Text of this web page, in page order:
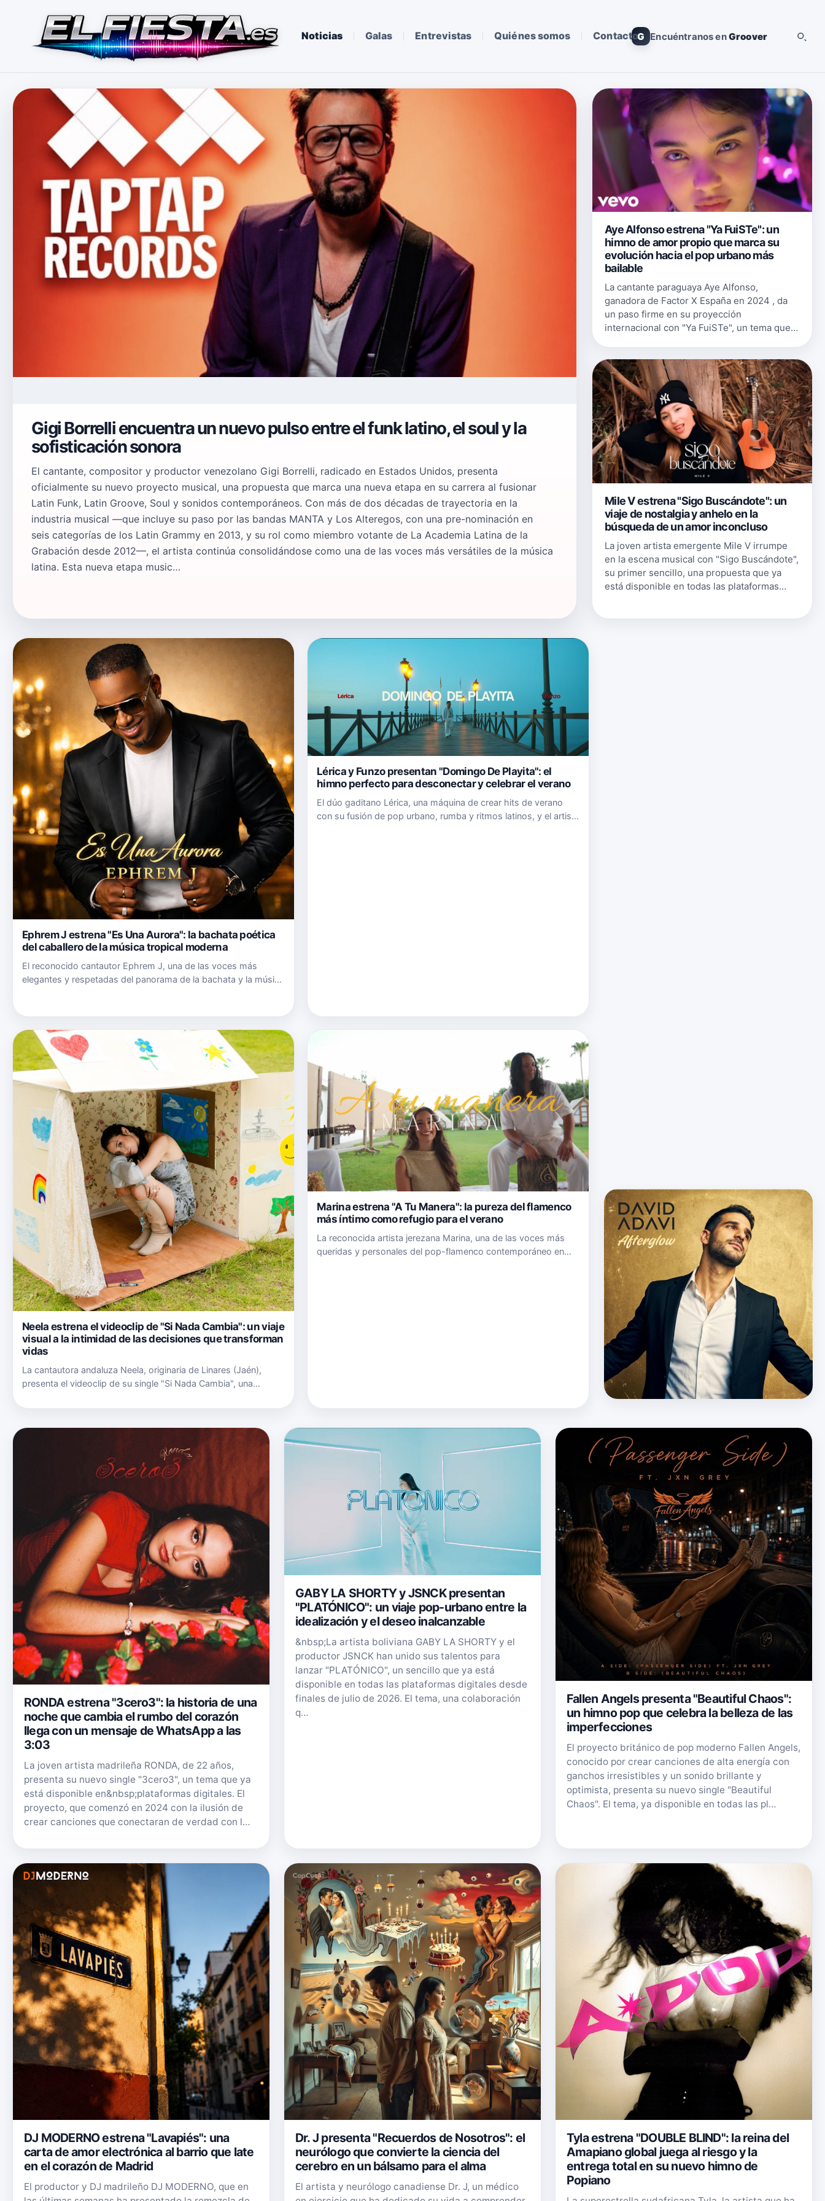
Noticias Galas Entrevistas Quiénes somos ContactoG Encuéntranos enGroover
Gigi Borrelli encuentra un nuevo pulso entre el funk latino, el soul y la
sofisticación sonora
El cantante, compositor y productor venezolano Gigi Borrelli, radicado en Estados Unidos, presenta
oficialmente su nuevo proyecto musical, una propuesta que marca una nueva etapa en su carrera al fusionar
Latin Funk, Latin Groove, Soul y sonidos contemporáneos. Con más de dos décadas de trayectoria en la
industria musical —que incluye su paso por las bandas MANTA y Los Alteregos, con una pre-nominación en
seis categorías de los Latin Grammy en 2013, y su rol como miembro votante de La Academia Latina de la
Grabación desde 2012—, el artista continúa consolidándose como una de las voces más versátiles de la música
latina. Esta nueva etapa music…
Aye Alfonso estrena "Ya FuiSTe": un
himno de amor propio que marca su
evolución hacia el pop urbano más
bailable
La cantante paraguaya Aye Alfonso,
ganadora de Factor X España en 2024 , da
un paso firme en su proyección
internacional con "Ya FuiSTe", un tema que
eleganci…
Mile V estrena "Sigo Buscándote": un
viaje de nostalgia y anhelo en la
búsqueda de un amor inconcluso
La joven artista emergente Mile V irrumpe
en la escena musical con "Sigo Buscándote",
su primer sencillo, una propuesta que ya
está disponible en todas las plataformas
Ephrem J estrena "Es Una Aurora": la bachata poética
del caballero de la música tropical moderna
El reconocido cantautor Ephrem J, una de las voces más
elegantes y respetadas del panorama de la bachata y la música
un…
Lérica y Funzo presentan "Domingo De Playita": el
himno perfecto para desconectar y celebrar el verano
El dúo gaditano Lérica, una máquina de crear hits de verano
con su fusión de pop urbano, rumba y ritmos latinos, y el artista
Neela estrena el videoclip de "Si Nada Cambia": un viaje
visual a la intimidad de las decisiones que transforman
vidas
La cantautora andaluza Neela, originaria de Linares (Jaén),
presenta el videoclip de su single "Si Nada Cambia", una
canal oficial de YouTube de la artista. El tema, que se ha
Marina estrena "A Tu Manera": la pureza del flamenco
más íntimo como refugio para el verano
La reconocida artista jerezana Marina, una de las voces más
queridas y personales del pop-flamenco contemporáneo en
RONDA estrena "3cero3": la historia de una
noche que cambia el rumbo del corazón
llega con un mensaje de WhatsApp a las
3:03
La joven artista madrileña RONDA, de 22 años,
presenta su nuevo single "3cero3", un tema que ya
está disponible en&nbsp;plataformas digitales. El
proyecto, que comenzó en 2024 con la ilusión de
crear canciones que conectaran de verdad con l…
GABY LA SHORTY y JSNCK presentan
"PLATÓNICO": un viaje pop-urbano entre la
idealización y el deseo inalcanzable
&nbsp;La artista boliviana GABY LA SHORTY y el
productor JSNCK han unido sus talentos para
lanzar "PLATÓNICO", un sencillo que ya está
disponible en todas las plataformas digitales desde
finales de julio de 2026. El tema, una colaboración
q…
Fallen Angels presenta "Beautiful Chaos":
un himno pop que celebra la belleza de las
imperfecciones
El proyecto británico de pop moderno Fallen Angels,
conocido por crear canciones de alta energía con
ganchos irresistibles y un sonido brillante y
optimista, presenta su nuevo single "Beautiful
Chaos". El tema, ya disponible en todas las pl…
DJ MODERNO estrena "Lavapiés": una
carta de amor electrónica al barrio que late
en el corazón de Madrid
El productor y DJ madrileño DJ MODERNO, que en
Dr. J presenta "Recuerdos de Nosotros": el
neurólogo que convierte la ciencia del
cerebro en un bálsamo para el alma
El artista y neurólogo canadiense Dr. J, un médico
Tyla estrena "DOUBLE BLIND": la reina del
Amapiano global juega al riesgo y la
entrega total en su nuevo himno de
Popiano